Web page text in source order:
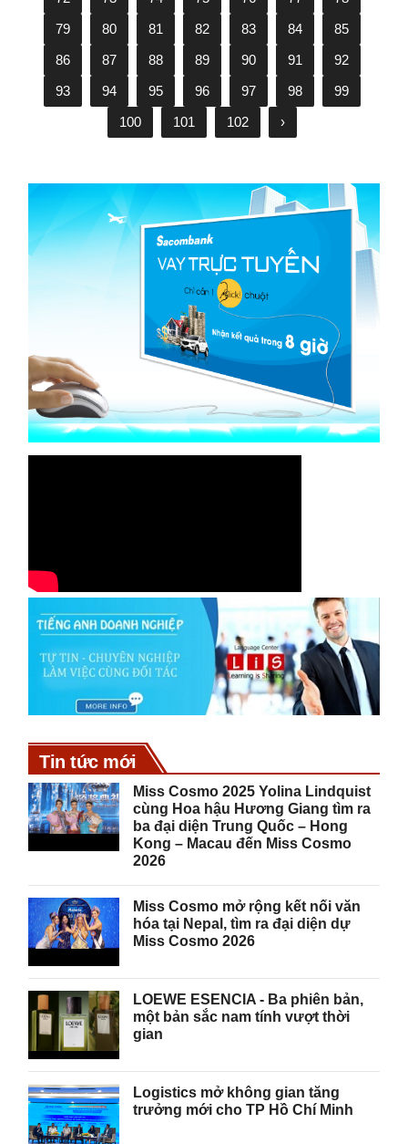
79
80 81 82 83 84
85
86
87 88 89 90 91
92
93
94 95 96 97 98
99
100
101 102 ›
Tin tức mới
Miss Cosmo 2025 Yolina Lindquist
cùng Hoa hậu Hương Giang tìm ra
ba đại diện Trung Quốc – Hong
Kong – Macau đến Miss Cosmo
2026
Miss Cosmo mở rộng kết nối văn
hóa tại Nepal, tìm ra đại diện dự
Miss Cosmo 2026
LOEWE ESENCIA - Ba phiên bản,
một bản sắc nam tính vượt thời
gian
Logistics mở không gian tăng
trưởng mới cho TP Hồ Chí Minh